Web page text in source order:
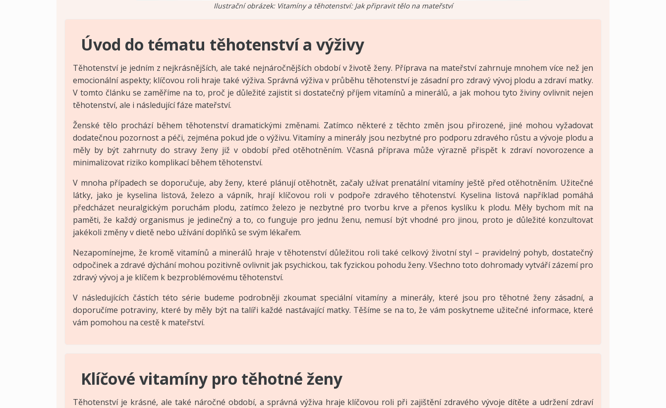
Ilustrační obrázek: Vitamíny a těhotenství: Jak připravit tělo na mateřství
Úvod do tématu těhotenství a výživy
Těhotenství je jedním z nejkrásnějších, ale také nejnáročnějších období v životě ženy. Příprava na mateřství zahrnuje mnohem více než jen
emocionální aspekty; klíčovou roli hraje také výživa. Správná výživa v průběhu těhotenství je zásadní pro zdravý vývoj plodu a zdraví matky.
V tomto článku se zaměříme na to, proč je důležité zajistit si dostatečný příjem vitamínů a minerálů, a jak mohou tyto živiny ovlivnit nejen
těhotenství, ale i následující fáze mateřství.
Ženské tělo prochází během těhotenství dramatickými změnami. Zatímco některé z těchto změn jsou přirozené, jiné mohou vyžadovat
dodatečnou pozornost a péči, zejména pokud jde o výživu. Vitamíny a minerály jsou nezbytné pro podporu zdravého růstu a vývoje plodu a
měly by být zahrnuty do stravy ženy již v období před otěhotněním. Včasná příprava může výrazně přispět k zdraví novorozence a
minimalizovat riziko komplikací během těhotenství.
V mnoha případech se doporučuje, aby ženy, které plánují otěhotnět, začaly užívat prenatální vitamíny ještě před otěhotněním. Užitečné
látky, jako je kyselina listová, železo a vápník, hrají klíčovou roli v podpoře zdravého těhotenství. Kyselina listová například pomáhá
předcházet neuralgickým poruchám plodu, zatímco železo je nezbytné pro tvorbu krve a přenos kyslíku k plodu. Měly bychom mít na
paměti, že každý organismus je jedinečný a to, co funguje pro jednu ženu, nemusí být vhodné pro jinou, proto je důležité konzultovat
jakékoli změny v dietě nebo užívání doplňků se svým lékařem.
Nezapomínejme, že kromě vitamínů a minerálů hraje v těhotenství důležitou roli také celkový životní styl – pravidelný pohyb, dostatečný
odpočinek a zdravé dýchání mohou pozitivně ovlivnit jak psychickou, tak fyzickou pohodu ženy. Všechno toto dohromady vytváří zázemí pro
zdravý vývoj a je klíčem k bezproblémovému těhotenství.
V následujících částích této série budeme podrobněji zkoumat speciální vitamíny a minerály, které jsou pro těhotné ženy zásadní, a
doporučíme potraviny, které by měly být na talíři každé nastávající matky. Těšíme se na to, že vám poskytneme užitečné informace, které
vám pomohou na cestě k mateřství.
Klíčové vitamíny pro těhotné ženy
Těhotenství je krásné, ale také náročné období, a správná výživa hraje klíčovou roli při zajištění zdravého vývoje dítěte a udržení zdraví